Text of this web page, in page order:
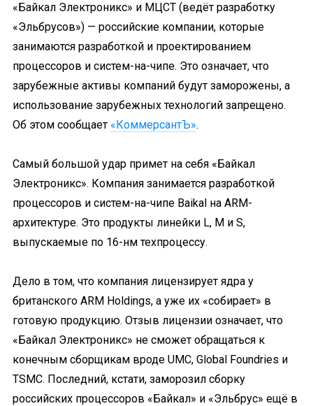
«Байкал Электроникс» и МЦСТ (ведёт разработку
«Эльбрусов») — российские компании, которые
занимаются разработкой и проектированием
процессоров и систем-на-чипе. Это означает, что
зарубежные активы компаний будут заморожены, а
использование зарубежных технологий запрещено.
Об этом сообщает «КоммерсантЪ».
Самый большой удар примет на себя «Байкал
Электроникс». Компания занимается разработкой
процессоров и систем-на-чипе Baikal на ARM-
архитектуре. Это продукты линейки L, M и S,
выпускаемые по 16-нм техпроцессу.
Дело в том, что компания лицензирует ядра у
британского ARM Holdings, а уже их «собирает» в
готовую продукцию. Отзыв лицензии означает, что
«Байкал Электроникс» не сможет обращаться к
конечным сборщикам вроде UMC, Global Foundries и
TSMC. Последний, кстати, заморозил сборку
российских процессоров «Байкал» и «Эльбрус» ещё в